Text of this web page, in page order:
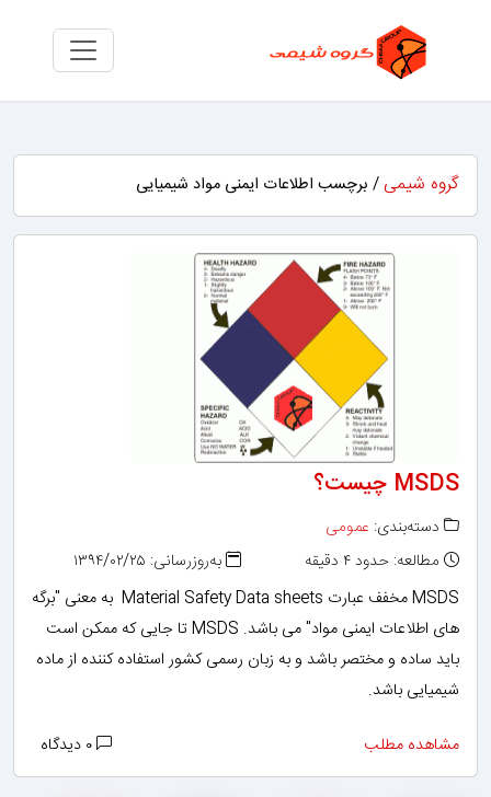
گروه شیمی / برچسب اطلاعات ایمنی مواد شیمیایی
MSDS چیست؟
دسته‌بندی: عمومی
مطالعه: حدود ۴ دقیقه
به‌روزرسانی: ۱۳۹۴/۰۲/۲۵
MSDS مخفف عبارت Material Safety Data sheets به معنی "برگه
های اطلاعات ایمنی مواد" می باشد. MSDS تا جایی که ممکن است
باید ساده و مختصر باشد و به زبان رسمی کشور استفاده کننده از ماده
شیمیایی باشد.
مشاهده مطلب